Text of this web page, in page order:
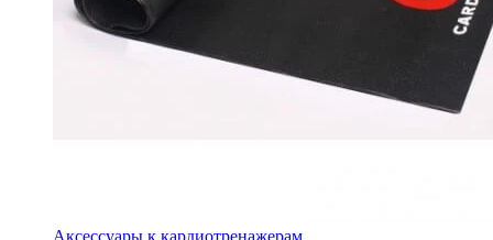
Аксессуары к кардиотренажерам